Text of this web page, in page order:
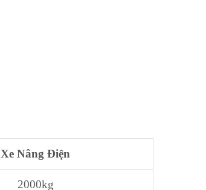
Xe Nâng Điện
2000kg